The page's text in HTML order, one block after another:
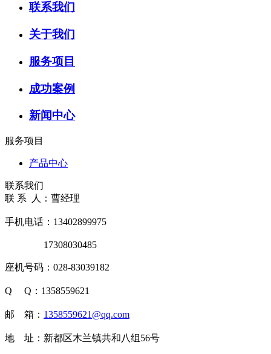
联系我们
关于我们
服务项目
成功案例
新闻中心
服务项目
产品中心
联系我们
联 系 人：曹经理
手机电话：13402899975
17308030485
座机号码：028-83039182
Q Q：1358559621
邮 箱： 1358559621@qq.com
地 址：新都区木兰镇共和八组56号